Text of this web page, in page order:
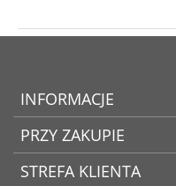
INFORMACJE
PRZY ZAKUPIE
STREFA KLIENTA